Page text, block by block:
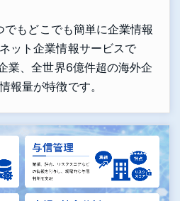
もどこでも簡単に企業情報
ット企業情報サービスで
業、全世界6億件超の海外企
報量が特徴です。